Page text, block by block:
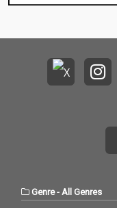
Genre- All Genres